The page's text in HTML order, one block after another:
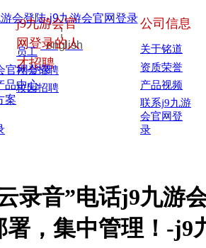
会登陆-j9九游会官网登录
¦
english
官网登录
品中心
案
录音”电话j9九游
，集中管理！-j9
公司信息
j9九游会官
网登录的人
才招聘
员工
社会招聘
校园招聘
关于铭道
资质荣誉
产品视频
联系j9九游
会官网登
录